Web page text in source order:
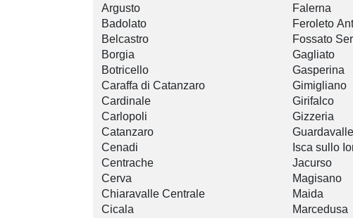
Argusto
Badolato
Belcastro
Borgia
Botricello
Caraffa di Catanzaro
Cardinale
Carlopoli
Catanzaro
Cenadi
Centrache
Cerva
Chiaravalle Centrale
Cicala
Falerna
Feroleto
Fossato
Gagliato
Gasperina
Gimigliano
Girifalco
Gizzeria
Guardavalle
Isca sullo
Jacurso
Magisano
Maida
Marcedusa